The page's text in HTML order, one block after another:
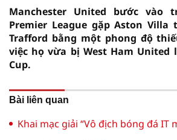
Manchester United bước vào
Premier League gặp Aston Villa
Trafford bằng một phong độ
việc họ vừa bị West Ham United
Cup.
Bài liên quan
Khai mạc giải “Vô địch bóng đá IT